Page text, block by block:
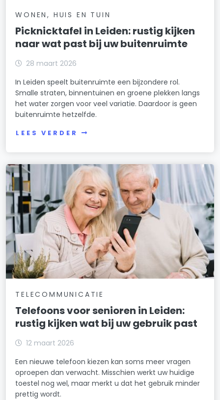
WONEN, HUIS EN TUIN
Picknicktafel in Leiden: rustig kijken
naar wat past bij uw buitenruimte
28 maart 2026
In Leiden speelt buitenruimte een bijzondere rol.
Smalle straten, binnentuinen en groene plekken langs
het water zorgen voor veel variatie. Daardoor is geen
buitenruimte hetzelfde.
LEES VERDER
TELECOMMUNICATIE
Telefoons voor senioren in Leiden:
rustig kijken wat bij uw gebruik past
12 maart 2026
Een nieuwe telefoon kiezen kan soms meer vragen
oproepen dan verwacht. Misschien werkt uw huidige
toestel nog wel, maar merkt u dat het gebruik minder
prettig wordt.